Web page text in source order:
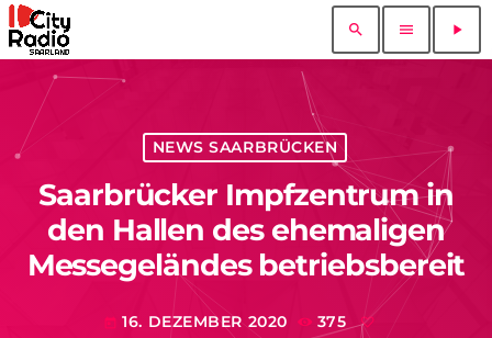
search menu play_arrow
NEWS SAARBRÜCKEN
Saarbrücker Impfzentrum in
den Hallen des ehemaligen
Messegeländes betriebsbereit
today 16. DEZEMBER 2020 375